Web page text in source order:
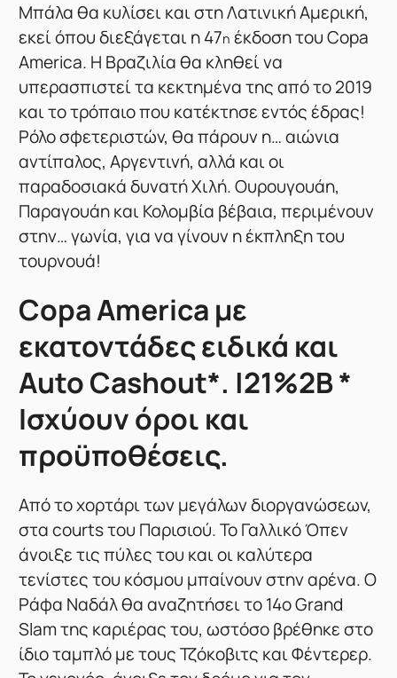
Μπάλα θα κυλίσει και στη Λατινική Αμερική,
εκεί όπου διεξάγεται η 47η έκδοση του Copa
America. H Βραζιλία θα κληθεί να
υπερασπιστεί τα κεκτημένα της από το 2019
και το τρόπαιο που κατέκτησε εντός έδρας!
Ρόλο σφετεριστών, θα πάρουν η… αιώνια
αντίπαλος, Αργεντινή, αλλά και οι
παραδοσιακά δυνατή Χιλή. Ουρουγουάη,
Παραγουάη και Κολομβία βέβαια, περιμένουν
στην… γωνία, για να γίνουν η έκπληξη του
τουρνουά!
Copa America με
εκατοντάδες ειδικά και
Auto Cashout*. |21%2B *
Ισχύουν όροι και
προϋποθέσεις.
Από το χορτάρι των μεγάλων διοργανώσεων,
στα courts του Παρισιού. Το Γαλλικό Όπεν
άνοιξε τις πύλες του και οι καλύτερα
τενίστες του κόσμου μπαίνουν στην αρένα. Ο
Ράφα Ναδάλ θα αναζητήσει το 14o Grand
Slam της καριέρας του, ωστόσο βρέθηκε στο
ίδιο ταμπλό με τους Τζόκοβιτς και Φέντερερ.